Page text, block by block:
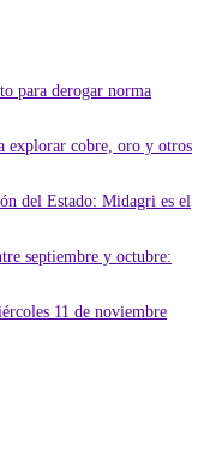
para derogar norma
explorar cobre, oro y otros
del Estado: Midagri es el
septiembre y octubre:
11 de noviembre